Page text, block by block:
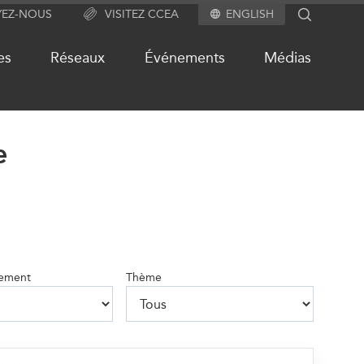
NOUS VISITEZ CCEA ENGLISH SEARCH
Réseaux Événements Médias
l’expansion du partenariat des
entreprises
Conférence Canada-en-Asie
Thème